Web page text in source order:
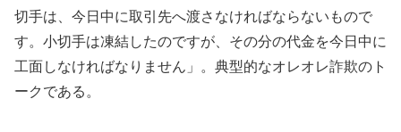
切手は、今日中に取引先へ渡さなければならないもので
す。小切手は凍結したのですが、その分の代金を今日中に
工面しなければなりません」。典型的なオレオレ詐欺のト
ークである。